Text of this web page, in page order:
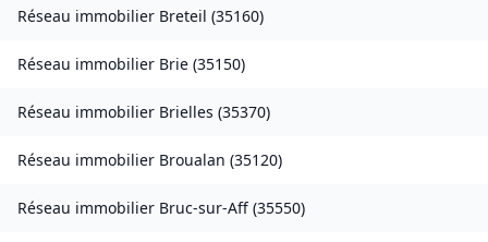
Réseau immobilier Breteil (35160)
Réseau immobilier Brie (35150)
Réseau immobilier Brielles (35370)
Réseau immobilier Broualan (35120)
Réseau immobilier Bruc-sur-Aff (35550)